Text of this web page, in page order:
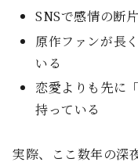
SNSで感情の断
原作ファンが長
いる
恋愛よりも先に
持っている
実際、ここ数年の深